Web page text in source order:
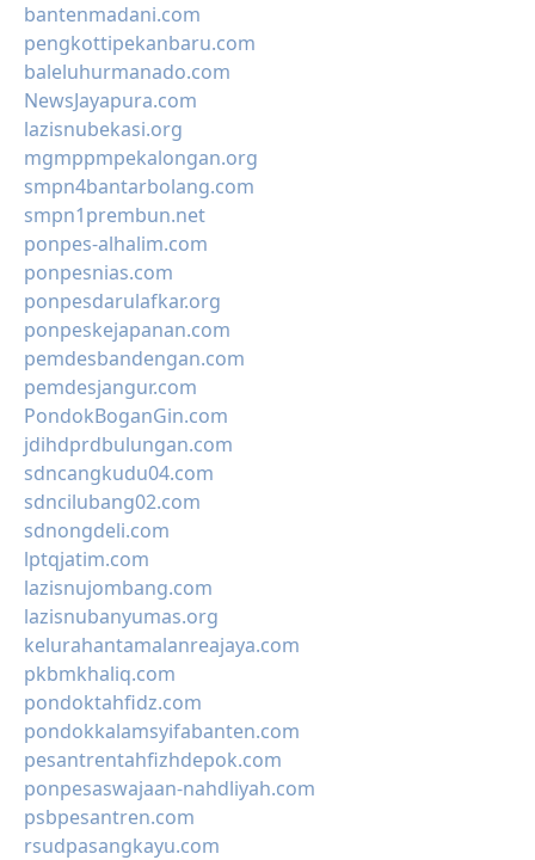
bantenmadani.com
pengkottipekanbaru.com
baleluhurmanado.com
NewsJayapura.com
lazisnubekasi.org
mgmppmpekalongan.org
smpn4bantarbolang.com
smpn1prembun.net
ponpes-alhalim.com
ponpesnias.com
ponpesdarulafkar.org
ponpeskejapanan.com
pemdesbandengan.com
pemdesjangur.com
PondokBoganGin.com
jdihdprdbulungan.com
sdncangkudu04.com
sdncilubang02.com
sdnongdeli.com
lptqjatim.com
lazisnujombang.com
lazisnubanyumas.org
kelurahantamalanreajaya.com
pkbmkhaliq.com
pondoktahfidz.com
pondokkalamsyifabanten.com
pesantrentahfizhdepok.com
ponpesaswajaan-nahdliyah.com
psbpesantren.com
rsudpasangkayu.com